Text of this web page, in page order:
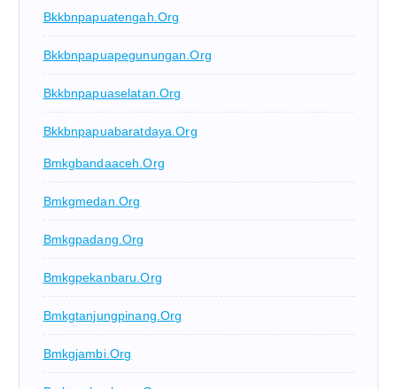
Bkkbnpapuatengah.org
Bkkbnpapuapegunungan.org
Bkkbnpapuaselatan.org
Bkkbnpapuabaratdaya.org
Bmkgbandaaceh.org
Bmkgmedan.org
Bmkgpadang.org
Bmkgpekanbaru.org
Bmkgtanjungpinang.org
Bmkgjambi.org